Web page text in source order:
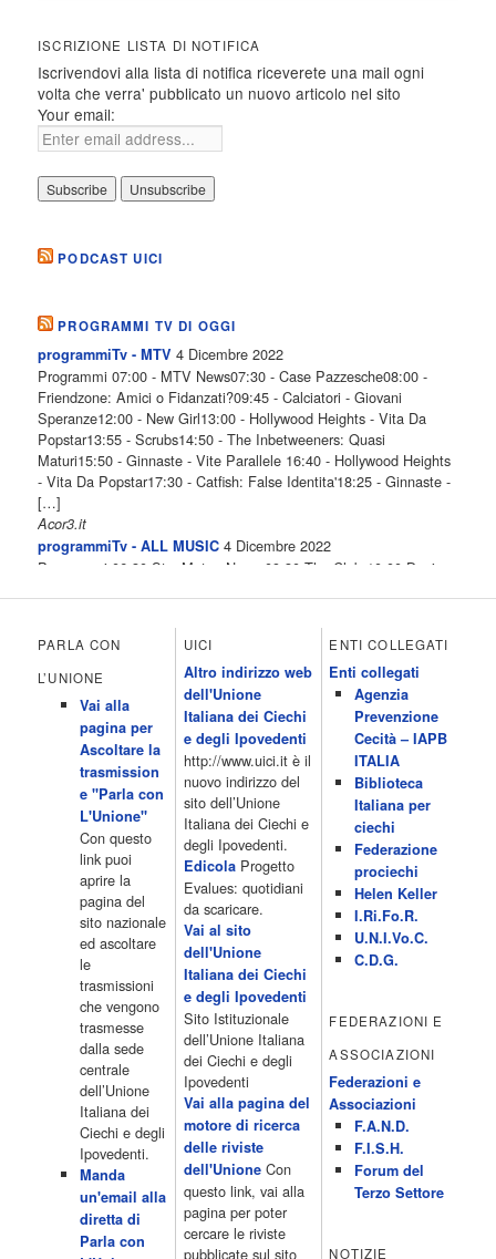
ISCRIZIONE LISTA DI NOTIFICA
Iscrivendovi alla lista di notifica riceverete una mail ogni
volta che verra' pubblicato un nuovo articolo nel sito
Your email:
PODCAST UICI
PROGRAMMI TV DI OGGI
programmiTv - MTV 4 Dicembre 2022
Programmi 07:00 - MTV News07:30 - Case Pazzesche08:00 -
Friendzone: Amici o Fidanzati?09:45 - Calciatori - Giovani
Speranze12:00 - New Girl13:00 - Hollywood Heights - Vita Da
Popstar13:55 - Scrubs14:50 - The Inbetweeners: Quasi
Maturi15:50 - Ginnaste - Vite Parallele 16:40 - Hollywood Heights
- Vita Da Popstar17:30 - Catfish: False Identita'18:25 - Ginnaste -
[…]
Acor3.it
programmiTv - ALL MUSIC 4 Dicembre 2022
Programmi 06.30 Star.Meteo.News 09.30 The Club 10.00 Deejay
All News 16.05 Rotazione musicale 19.00 All News 19.05 The
Club 19.30 19.30 Human Guinea Pigs 20.00 Inbox 21.00 Code
Monkeys 21.30 Sons of Butcher […]
programmiTv - ITALIA 1 4 Dicembre 2022
Programmi 06.35 Cartoni Animati 09.05 Telefilm:Starsky & Hutch
10.10 Telefilm:Supercar 12.15 12.15 Secondo voi 12.25 Studio
Aperto 13.00 Studio Sport 13.40 Cartoni animati 14.30 I Simpson
15.00 Telefilm:Paso adelante 15.55 15.55 Telefilm:Wildfire 16.50
Cartoni animati 18.30 Studio Aperto 19.05 Don Luca c'� 19.35
19.35 Medici miei 20.05 Camera caf� 20.30 La ruota della
fortuna 21.10 […]
Acor3.it
programmiTv - LA 7
4 Dicembre 2022
Programmi 06:00 - Tg La7/meteo/oroscopo/traffico06:55 - Movie
Flash07:00 - Omnibus ? Rassegna stampa07:30 - Tg La707:50 -
Omnibus09:50 - Coffee Break11:00 - L?aria che tira12:25 - I
men� di Benedetta13:30 - Tg La714:00 - Tg La7 Cronache14:40 -
Telefilm: Le strade di San Francisco - Omicidio di primo grado -
Una scuola di paura 16:30 […]
Acor3.it
programmiTv - CANALE 5 4 Dicembre 2022
Programmi 2/3 06.00 TG5/Traffico/Meteo/Borse e monete 08.00
TG5 Mattina 08.40 Mattino Cinque(TG5-Ore 10) 11.00 Forum
13.00 2/3 13.00 TG5 13.40 Beautiful 14.10 Centovetrine 14.45
Uomini e donne 16.15 2/3 16.15 Amici 16.55 Pomeriggio
cinque(All'interno: TG5-5 minuti 17.55) 18.50 Chi vuol essere
milionario 20.00 2/3 20.00 TG5 20.30 Striscia la notizia 21.10
Telefilm:Amiche mie 23.30 2/3 […]
Acor3.it
PARLA CON
L’UNIONE
Vai alla
pagina per
Ascoltare la
trasmission
e "Parla con
L'Unione"
Con questo
link puoi
aprire la
pagina del
sito nazionale
ed ascoltare
le
trasmissioni
che vengono
trasmesse
dalla sede
centrale
dell’Unione
Italiana dei
Ciechi e degli
Ipovedenti.
Manda
un'email alla
diretta di
Parla con
UICI
Altro indirizzo web
dell'Unione
Italiana dei Ciechi
e degli Ipovedenti
http://www.uici.it è il
nuovo indirizzo del
sito dell’Unione
Italiana dei Ciechi e
degli Ipovedenti.
EdicolaProgetto
Evalues: quotidiani
da scaricare.
Vai al sito
dell'Unione
Italiana dei Ciechi
e degli Ipovedenti
Sito Istituzionale
dell’Unione Italiana
dei Ciechi e degli
Ipovedenti
Vai alla pagina del
motore di ricerca
delle riviste
dell'UnioneCon
questo link, vai alla
pagina per poter
cercare le riviste
pubblicate sul sito
ENTI COLLEGATI
Enti collegati
Agenzia
Prevenzione
Cecità – IAPB
ITALIA
Biblioteca
Italiana per
ciechi
Federazione
prociechi
Helen Keller
I.Ri.Fo.R.
U.N.I.Vo.C.
C.D.G.
FEDERAZIONI E
ASSOCIAZIONI
Federazioni e
Associazioni
F.A.N.D.
F.I.S.H.
Forum del
Terzo Settore
NOTIZIE